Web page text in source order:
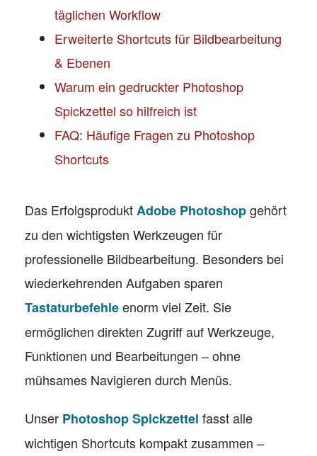
täglichen Workflow
Erweiterte Shortcuts für Bildbearbeitung
& Ebenen
Warum ein gedruckter Photoshop
Spickzettel so hilfreich ist
FAQ: Häufige Fragen zu Photoshop
Shortcuts
Das ErfolgsproduktAdobe Photoshopgehört
zu den wichtigsten Werkzeugen für
professionelle Bildbearbeitung. Besonders bei
wiederkehrenden Aufgaben sparen
Tastaturbefehleenorm viel Zeit. Sie
ermöglichen direkten Zugriff auf Werkzeuge,
Funktionen und Bearbeitungen – ohne
mühsames Navigieren durch Menüs.
Unser Photoshop Spickzettel fasst alle
wichtigen Shortcuts kompakt zusammen –